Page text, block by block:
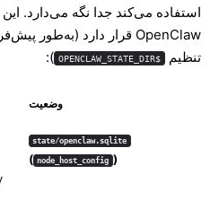
استفاده می‌کند جدا نگه می‌دارد.
OpenClaw قرار دارد (به‌طور پیش‌فرض
تنظیم
$OPENCLAW_STATE_DIR
):
وضعیت
state/openclaw.sqlite
( node_host_config )